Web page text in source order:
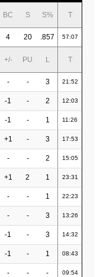
BC S S% T
4 20 .857 57:07
+/- PU L T
- - 3 21:52
-1 - 2 12:03
-1 - 1 11:26
+1 - 3 17:53
- - 2 15:05
+1 2 1 23:31
- - 1 22:23
- - 3 13:26
-1 - 3 14:32
-1 - 1 08:43
- - - 09:54